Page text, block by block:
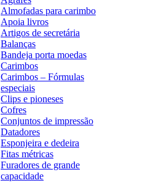
Almofadas para carimbo
Apoia livros
Artigos de secretária
Balanças
Bandeja porta moedas
Carimbos
Carimbos – Fórmulas
especiais
Clips e pioneses
Cofres
Conjuntos de impressão
Datadores
Esponjeira e dedeira
Fitas métricas
Furadores de grande
capacidade